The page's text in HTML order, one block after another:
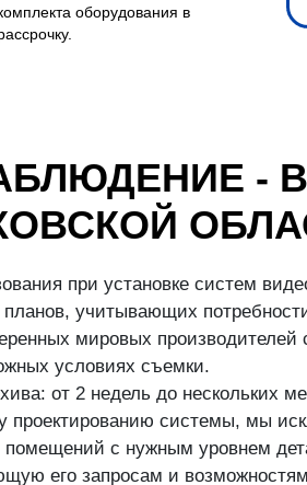
оборудования в
-
при установке систем
учитывающих
мировых
условиях съемки.
от 2 недель до нескольких
проектированию системы, мы
с нужным уровнем
его запросам и